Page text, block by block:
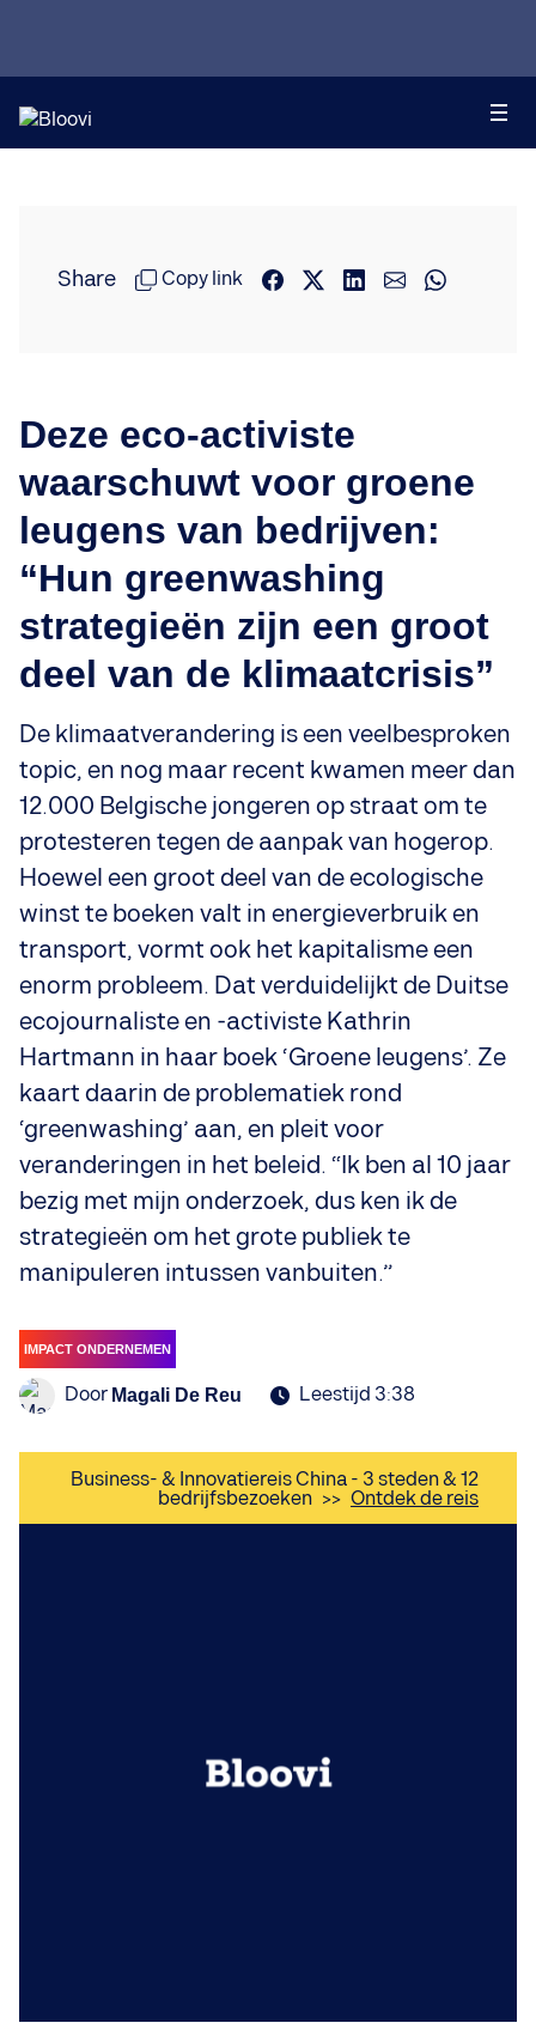
Share Copy link
Deze eco-activiste
waarschuwt voor groene
leugens van bedrijven:
“Hun greenwashing
strategieën zijn een groot
deel van de klimaatcrisis”
De klimaatverandering is een veelbesproken
topic, en nog maar recent kwamen meer dan
12.000 Belgische jongeren op straat om te
protesteren tegen de aanpak van hogerop.
Hoewel een groot deel van de ecologische
winst te boeken valt in energieverbruik en
transport, vormt ook het kapitalisme een
enorm probleem. Dat verduidelijkt de Duitse
ecojournaliste en -activiste Kathrin
Hartmann in haar boek ‘Groene leugens’. Ze
kaart daarin de problematiek rond
‘greenwashing’ aan, en pleit voor
veranderingen in het beleid. “Ik ben al 10 jaar
bezig met mijn onderzoek, dus ken ik de
strategieën om het grote publiek te
manipuleren intussen vanbuiten.”
IMPACT ONDERNEMEN
Door Magali De Reu Leestijd 3:38
Business- & Innovatiereis China - 3 steden & 12
bedrijfsbezoeken >> Ontdek de reis